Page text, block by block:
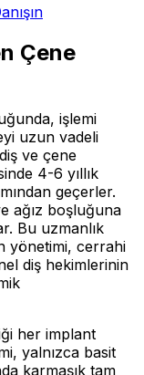
Çene
işlemi
uzun vadeli
ve çene
4-6 yıllık
geçerler.
ağız boşluğuna
Bu uzmanlık
yönetimi, cerrahi
diş hekimlerinin
her implant
yalnızca basit
karmaşık tam